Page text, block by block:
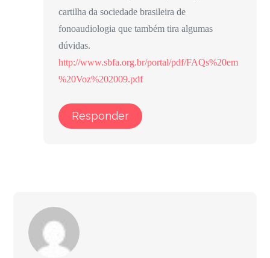
cartilha da sociedade brasileira de
fonoaudiologia que também tira algumas
dúvidas.
http://www.sbfa.org.br/portal/pdf/FAQs%20em
%20Voz%202009.pdf
Responder